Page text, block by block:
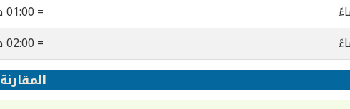
= 01:00 صباحاً
= 02:00 صباحاً
المقارنة